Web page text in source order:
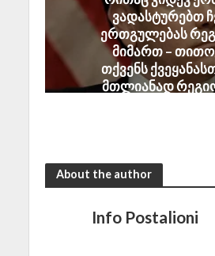
ვადასტურებთ
ერთგულებას
მიმართ –
თქვენს
მთლიანად
About the author
Info Postalioni